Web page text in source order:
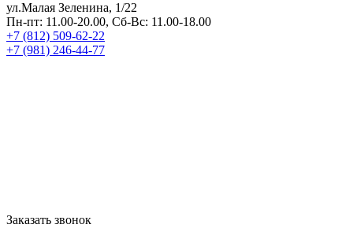
ул.Малая Зеленина, 1/22
Пн-пт: 11.00-20.00, Сб-Вс: 11.00-18.00
+7 (812) 509-62-22
+7 (981) 246-44-77
Заказать звонок